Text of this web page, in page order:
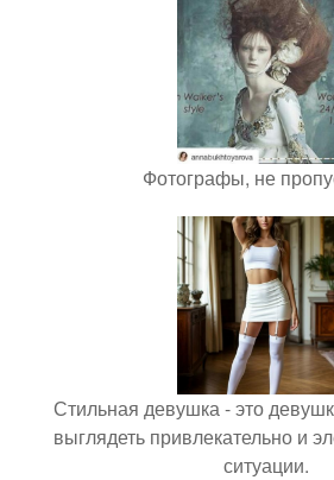
Фотографы, не
Стильная девушка - это
выглядеть привлекательно и
ситуации.